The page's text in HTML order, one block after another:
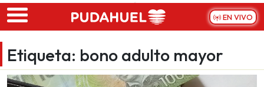
Skip to main content
EN VIVO
Etiqueta: bono adulto mayor